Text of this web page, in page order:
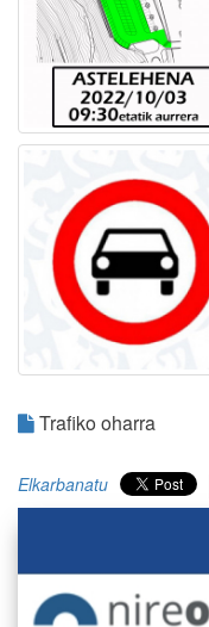
Trafiko oharra
Elkarbanatu